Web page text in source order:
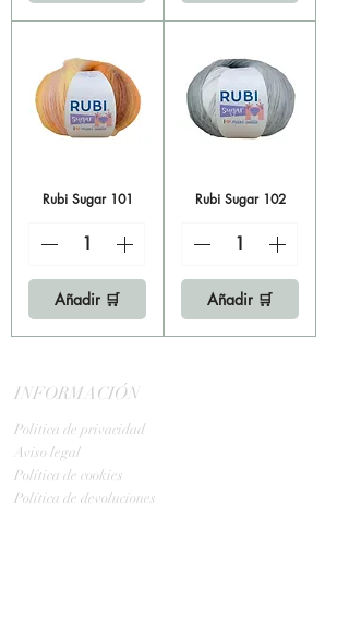
Rubi Sugar 101
Añadir 🛒
Rubi Sugar 102
Añadir 🛒
INFORMACIÓN
Politica de privacidad
Aviso legal
Política de cookies
Política de devoluciones